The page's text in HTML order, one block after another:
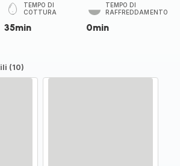
TEMPO DI
COTTURA
35min
TEMPO DI
RAFFREDDAMENTO
0min
(10)